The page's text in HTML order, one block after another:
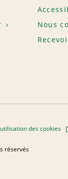
Nous
des cookies
réservés